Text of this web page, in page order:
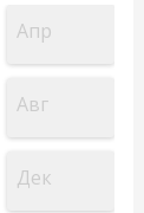
Апр
Авг
Дек